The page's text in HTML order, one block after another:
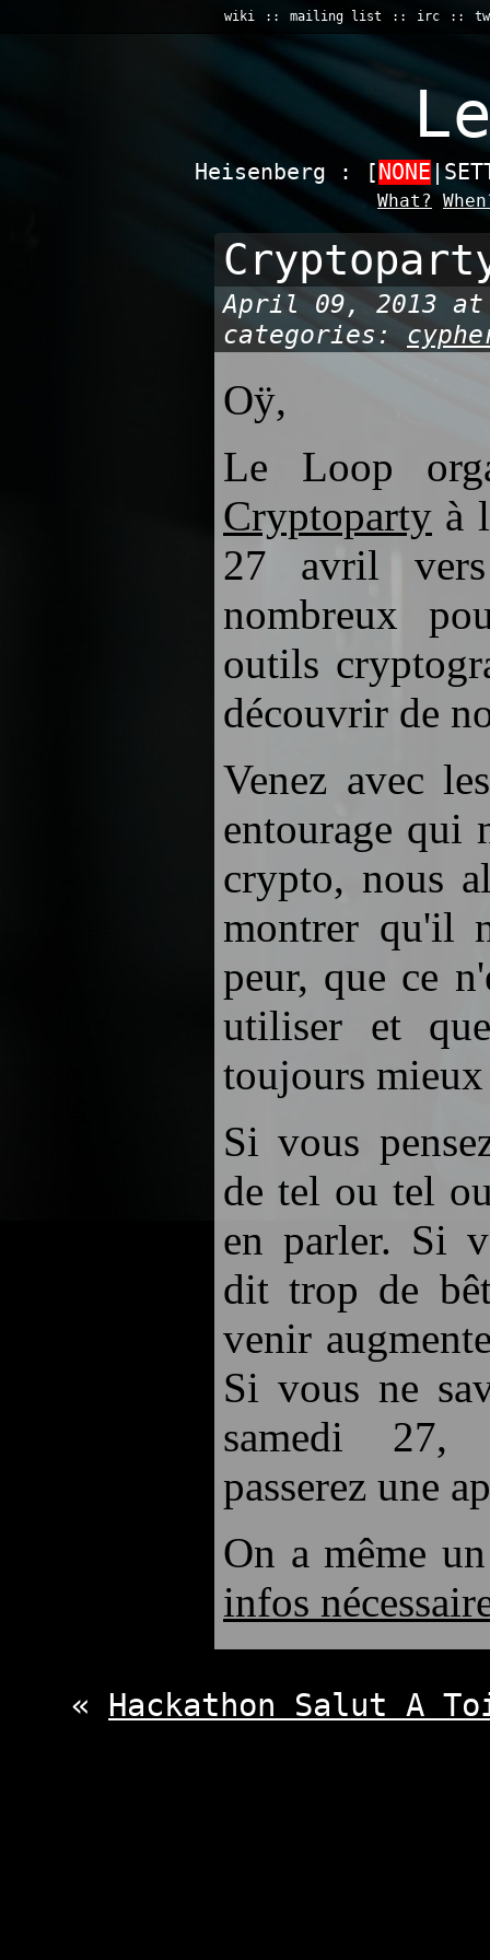
wiki mailing list irc
Heisenberg : [ NONE
What?
April 09, 2013
categories:
Oÿ,
Le Loop
Cryptoparty à
27 avril
nombreux
outils
découvrir de
Venez avec
entourage qui
crypto, nous
montrer qu'il
peur, que ce
utiliser et
toujours
Si vous
de tel ou tel
en parler. Si
dit trop de
venir
Si vous ne
samedi 27,
passerez une
On a même
infos
« Hackathon Salut A